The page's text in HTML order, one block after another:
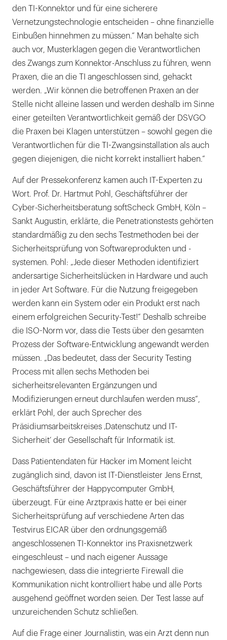
den TI-Konnektor und für eine sicherere
Vernetzungstechnologie entscheiden – ohne finanzielle
Einbußen hinnehmen zu müssen.“ Man behalte sich
auch vor, Musterklagen gegen die Verantwortlichen
des Zwangs zum Konnektor-Anschluss zu führen, wenn
Praxen, die an die TI angeschlossen sind, gehackt
werden. „Wir können die betroffenen Praxen an der
Stelle nicht alleine lassen und werden deshalb im Sinne
einer geteilten Verantwortlichkeit gemäß der DSVGO
die Praxen bei Klagen unterstützen – sowohl gegen die
Verantwortlichen für die TI-Zwangsinstallation als auch
gegen diejenigen, die nicht korrekt installiert haben.“
Auf der Pressekonferenz kamen auch IT-Experten zu
Wort. Prof. Dr. Hartmut Pohl, Geschäftsführer der
Cyber-Sicherheitsberatung softScheck GmbH, Köln –
Sankt Augustin, erklärte, die Penetrationstests gehörten
standardmäßig zu den sechs Testmethoden bei der
Sicherheitsprüfung von Softwareprodukten und -
systemen. Pohl: „Jede dieser Methoden identifiziert
andersartige Sicherheitslücken in Hardware und auch
in jeder Art Software. Für die Nutzung freigegeben
werden kann ein System oder ein Produkt erst nach
einem erfolgreichen Security-Test!“ Deshalb schreibe
die ISO-Norm vor, dass die Tests über den gesamten
Prozess der Software-Entwicklung angewandt werden
müssen. „Das bedeutet, dass der Security Testing
Process mit allen sechs Methoden bei
sicherheitsrelevanten Ergänzungen und
Modifizierungen erneut durchlaufen werden muss“,
erklärt Pohl, der auch Sprecher des
Präsidiumsarbeitskreises ‚Datenschutz und IT-
Sicherheit‘ der Gesellschaft für Informatik ist.
Dass Patientendaten für Hacker im Moment leicht
zugänglich sind, davon ist IT-Dienstleister Jens Ernst,
Geschäftsführer der Happycomputer GmbH,
überzeugt. Für eine Arztpraxis hatte er bei einer
Sicherheitsprüfung auf verschiedene Arten das
Testvirus EICAR über den ordnungsgemäß
angeschlossenen TI-Konnektor ins Praxisnetzwerk
eingeschleust – und nach eigener Aussage
nachgewiesen, dass die integrierte Firewall die
Kommunikation nicht kontrolliert habe und alle Ports
ausgehend geöffnet worden seien. Der Test lasse auf
unzureichenden Schutz schließen.
Auf die Frage einer Journalistin, was ein Arzt denn nun